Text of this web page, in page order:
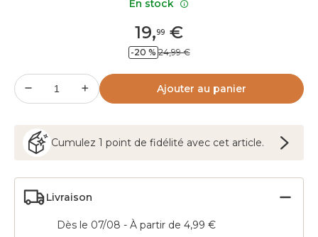
19,99 €
-20 % 24,99 €
Ajouter au panier
Cumulez 1 point de fidélité avec cet article.
Livraison
Dès le 07/08 - À partir de 4,99 €